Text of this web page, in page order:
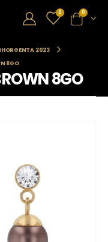
0 0
2023
8GO
8GO